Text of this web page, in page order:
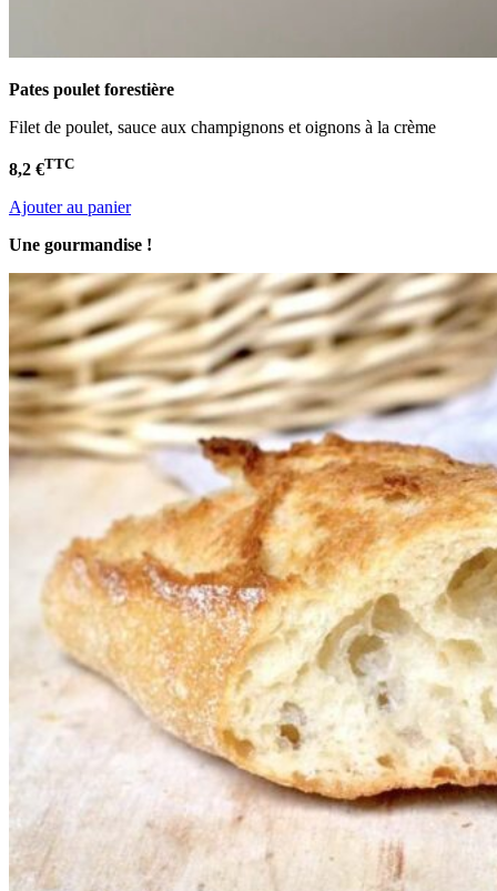
Pates poulet forestière
Filet de poulet, sauce aux champignons et oignons à la crème
8,2 €TTC
Ajouter au panier
Une gourmandise !